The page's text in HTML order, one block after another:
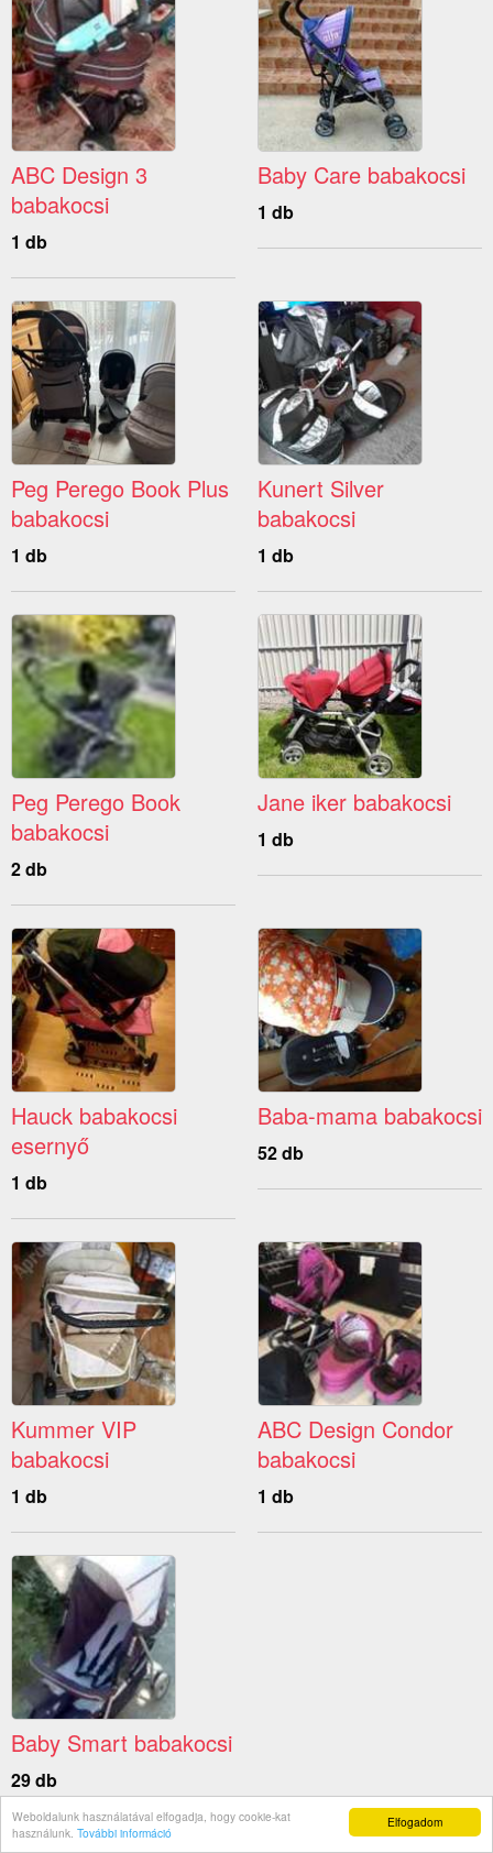
Elfogadom
Weboldalunk használatával elfogadja, hogy cookie-kat
használunk. További információ
ABC Design 3
babakocsi
1 db
Baby Care babakocsi
1 db
Peg Perego Book Plus
babakocsi
1 db
Kunert Silver
babakocsi
1 db
Peg Perego Book
babakocsi
2 db
Jane iker babakocsi
1 db
Hauck babakocsi
esernyő
1 db
Baba-mama babakocsi
52 db
Kummer VIP
babakocsi
1 db
ABC Design Condor
babakocsi
1 db
Baby Smart babakocsi
29 db